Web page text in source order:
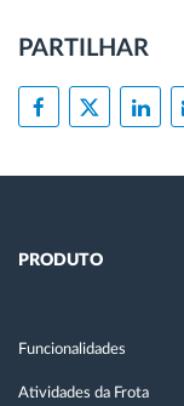
PARTILHAR
PRODUTO
Funcionalidades
Atividades da Frota